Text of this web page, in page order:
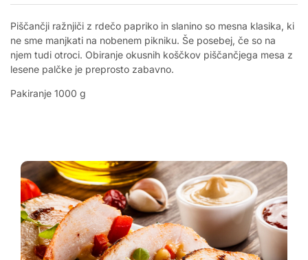
Piščančji ražnjiči z rdečo papriko in slanino so mesna klasika, ki
ne sme manjkati na nobenem pikniku. Še posebej, če so na
njem tudi otroci. Obiranje okusnih koščkov piščančjega mesa z
lesene palčke je preprosto zabavno.
Pakiranje 1000 g